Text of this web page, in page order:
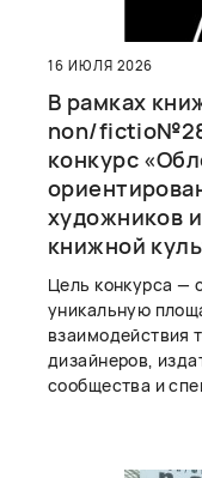
16 ИЮЛЯ 2026
В рамках
non/fictio№28
конкурс
художников
книжной
Цель конкурса
уникальную
взаимодействия
дизайнеров,
сообщества и